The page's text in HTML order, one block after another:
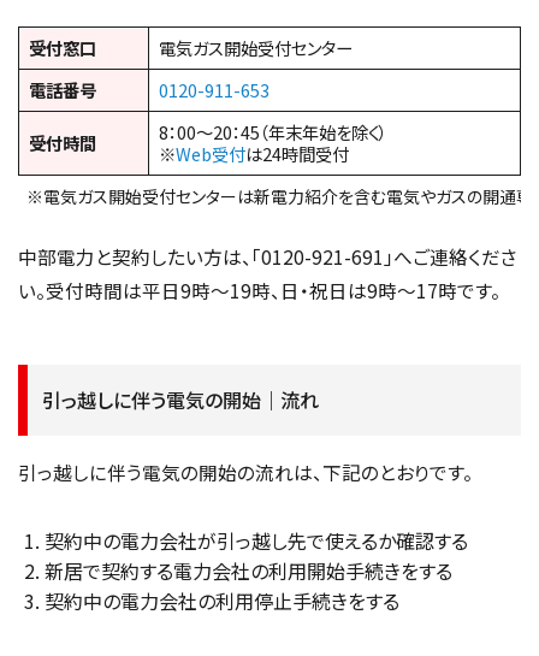
受付窓口
電気ガス開始受付センター
電話番号
0120-911-653
受付時間
8：00～20：45（年末年始を除く）
※Web受付は24時間受付
※電気ガス開始受付センターは新電力紹介を含む電気やガスの開通専
中部電力と契約したい方は、「0120-921-691」へご連絡くださ
い。受付時間は平日9時～19時、日・祝日は9時～17時です。
引っ越しに伴う電気の開始｜流れ
引っ越しに伴う電気の開始の流れは、下記のとおりです。
契約中の電力会社が引っ越し先で使えるか確認する
新居で契約する電力会社の利用開始手続きをする
契約中の電力会社の利用停止手続きをする